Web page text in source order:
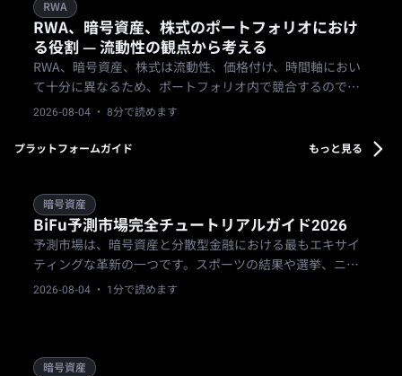
RWA
RWA、暗号資産、株式のポートフォリオにおけ
る役割 — 流動性の観点から考える
RWA、暗号資産、株式は流動性、価格付け、時間軸におい
て十分に異なるため、ポートフォリオ内で競合するのでは
なく、それぞれ異なる役割を担う傾向があります。
2026-08-04 · 8分で読めます
プラットフォームガイド もっと見る
暗号資産
BiFu予測市場完全チュートリアルガイド2026
予測市場は、暗号資産と分散型金融における最もエキサイ
ティングな革新の一つです。スポーツの結果や選挙、ニュ
ース、エンターテイメントなど、現実世界のイベントを検
す。
2026-08-04 · 1分で読めます
暗号資産